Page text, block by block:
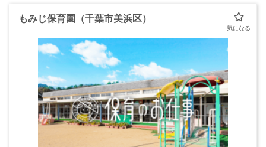
もみじ保育園（千葉市美浜区）